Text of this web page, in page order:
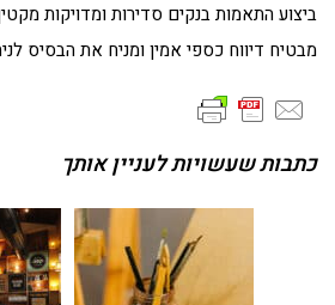
ביצוע התאמות בנקים סדירות ומדויקות
מבטיח דיווח כספי אמין ומניח את הבסיס
כתבות שעשויות לעניין אותך